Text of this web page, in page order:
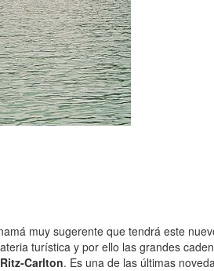
muy sugerente que tendrá este
turística y por ello las grandes
Carlton. Es una de las últimas